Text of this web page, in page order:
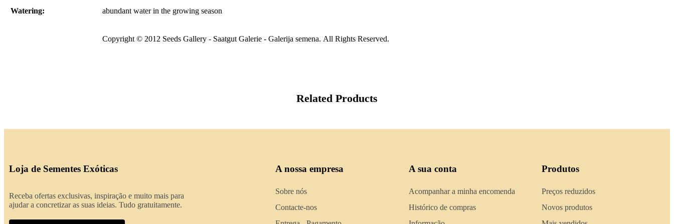
Watering: abundant water in the growing season
Copyright © 2012 Seeds Gallery - Saatgut Galerie - Galerija semena. All Rights Reserved.
Related Products
Loja de Sementes Exóticas
Receba ofertas exclusivas, inspiração e muito mais para
ajudar a concretizar as suas ideias. Tudo gratuitamente.
A nossa empresa
Sobre nós
Contacte-nos
A sua conta
Acompanhar a minha encomenda
Histórico de compras
Produtos
Preços reduzidos
Novos produtos